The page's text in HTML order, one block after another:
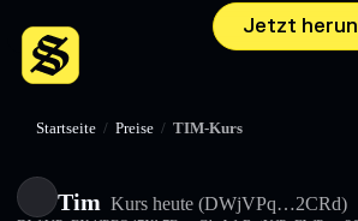
Jetzt
Startseite / Preise / TIM-Kurs
Tim Kurs heute (DWjVPq…2CRd)